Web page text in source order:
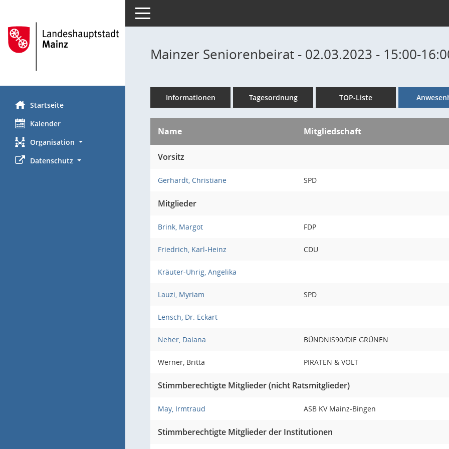
Startseite
Kalender
Organisation
Datenschutz
Toggle navigation
Mainzer Seniorenbeirat - 02.03.2023 - 15:00-
Informationen Tagesordnung TOP-Liste
Name Mitgliedschaft
Vorsitz
Gerhardt, Christiane SPD
Mitglieder
Brink, Margot FDP
Friedrich, Karl-Heinz CDU
Kräuter-Uhrig, Angelika
Lauzi, Myriam SPD
Lensch, Dr. Eckart
Neher, Daiana BÜNDNIS90/DIE GRÜNEN
Werner, Britta PIRATEN & VOLT
Stimmberechtigte Mitglieder (nicht Ratsmitglieder)
May, Irmtraud ASB KV Mainz-Bingen
Stimmberechtigte Mitglieder der Institutionen